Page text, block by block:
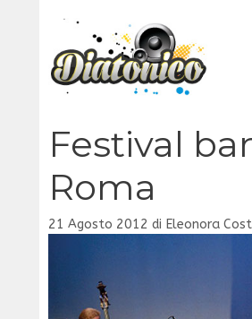
contenuto
Festival
Roma
21 Agosto 2012 di Eleonora